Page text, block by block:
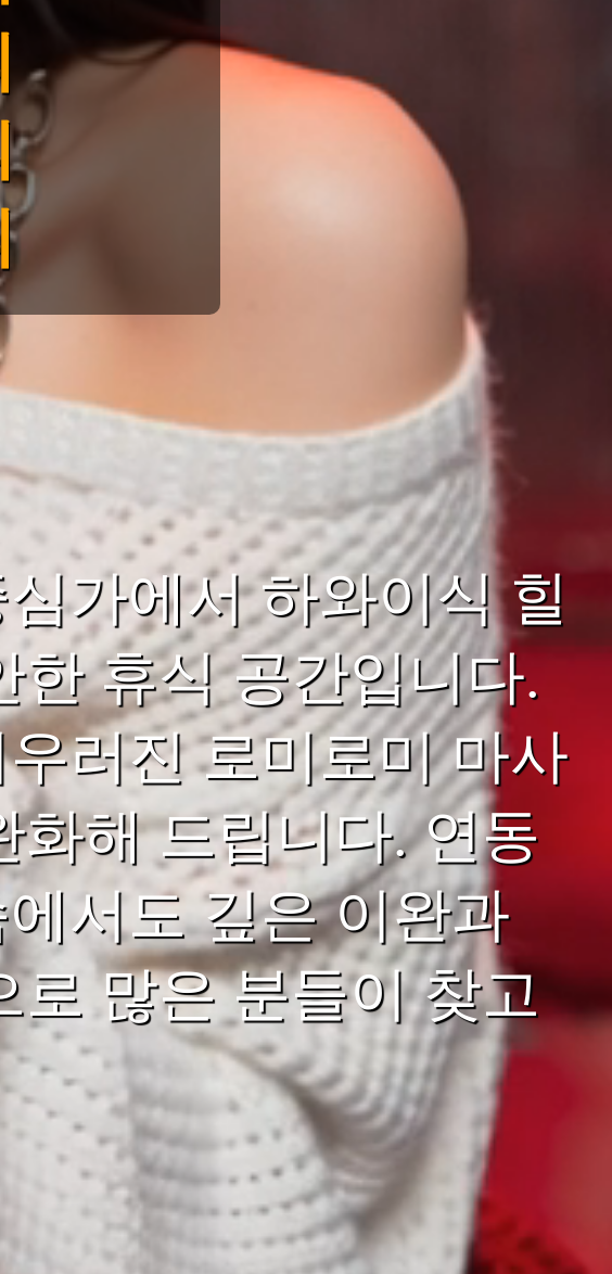
가에서 하와이식 힐
한 휴식 공간입니다.
러진 로미로미 마사
해 드립니다. 연동
서도 깊은 이완과
로 많은 분들이 찾고